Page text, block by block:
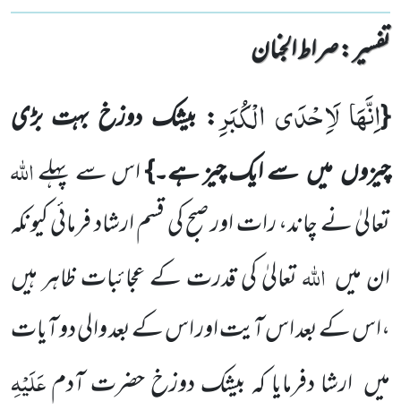
تفسیر : ‎صراط الجنان
{اِنَّهَا لَاِحْدَى الْكُبَرِ: بیشک دوزخ بہت بڑی
چیزوںمیںسے ایک چیز ہے۔}اس سے پہلےاللّٰہ
تعالیٰ نے چاند، رات اور صبح کی قسم ارشاد فرمائی کیونکہ
ان میں اللّٰہتعالیٰ کی قدرت کے عجائبات ظاہر ہیں
،اس کے بعد اس آیت اور اس کے بعد والی دو آیات
میں ارشا دفرمایا کہ بیشک دوزخ حضرت آدمعَلَیْہِ